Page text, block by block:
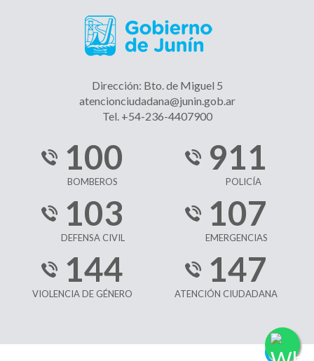
Dirección: Bto. de Miguel 5
atencionciudadana@junin.gob.ar
Tel. +54-236-4407900
100
BOMBEROS
911
POLICÍA
103
DEFENSA CIVIL
107
EMERGENCIAS
144
VIOLENCIA DE GÉNERO
147
ATENCIÓN CIUDADANA